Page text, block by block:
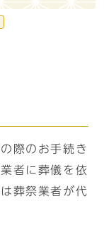
際のお手続き
者に葬儀を依
葬祭業者が代